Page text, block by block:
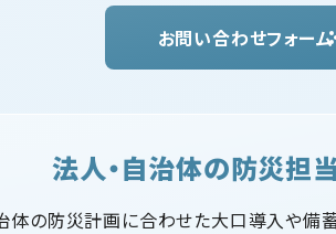
お問い合わせフォーム
法人・自治体の防災担
体の防災計画に合わせた大口導入や備蓄